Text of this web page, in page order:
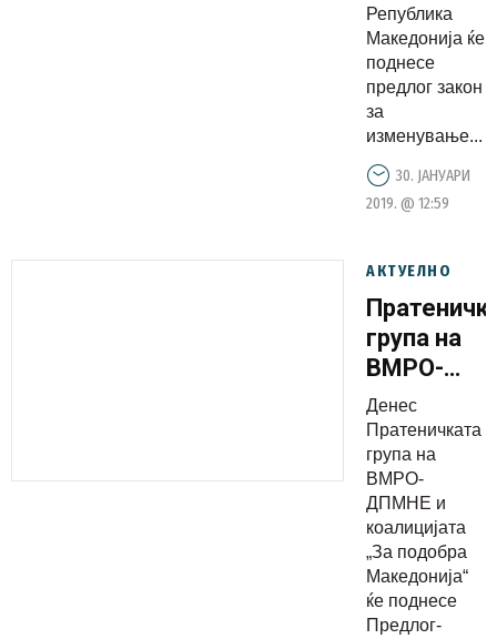
на
пензиите
Република
Македонија ќе
поднесе
предлог закон
за
изменување...
30. ЈАНУАРИ
2019. @ 12:59
АКТУЕЛНО
група на
ВМРО-
ДПМНЕ
денес ќе
поднесе
Предлог-
одлука за
на
Денес
Пратеничката
група на
ВМРО-
ДПМНЕ и
коалицијата
„За подобра
Македонија“
ќе поднесе
Предлог-